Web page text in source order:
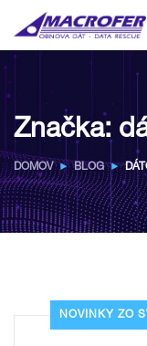
Značka:
DOMOV BLOG
NOVINKY ZO